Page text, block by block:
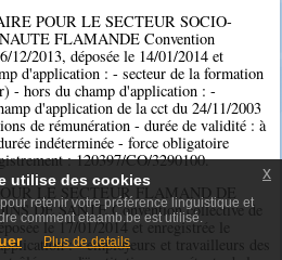
POUR LE SECTEUR SOCIO-
FLAMANDE Convention
12/2013, déposée le 14/01/2014 et
d'application : - secteur de la formation
- hors du champ d'application : -
d'application de la cct du 24/11/2003
de rémunération - durée de validité : à
indéterminée - force obligatoire
: 120397/CO/3290100.
LE SECTEUR FLAMAND DE
DE SANTE Convention collective de
le 17/01/2014 et enregistrée le
: - employeurs et travailleurs des
utilise des cookies
retenir votre préférence linguistique et
comment etaamb.be est utilisé.
Plus de details
x